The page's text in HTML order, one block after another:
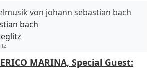
von johann sebastian bach
bach
MARINA, Special Guest: